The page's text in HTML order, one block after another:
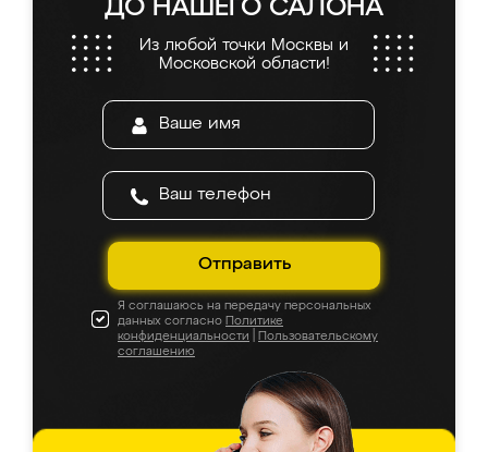
ДО НАШЕГО САЛОНА
Из любой точки Москвы и
Московской области!
Отправить
Я соглашаюсь на передачу персональных
данных согласно Политике
конфиденциальности
Пользовательскому
соглашению